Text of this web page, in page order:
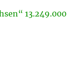
13.249.000